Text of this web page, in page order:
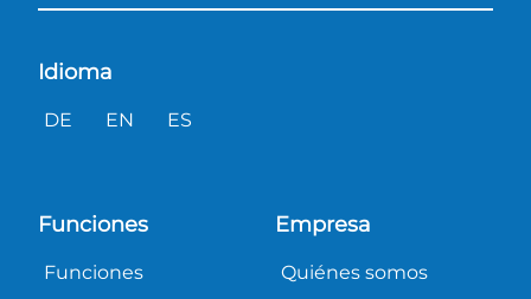
Idioma
DE EN ES
Funciones
Funciones
Empresa
Quiénes somos